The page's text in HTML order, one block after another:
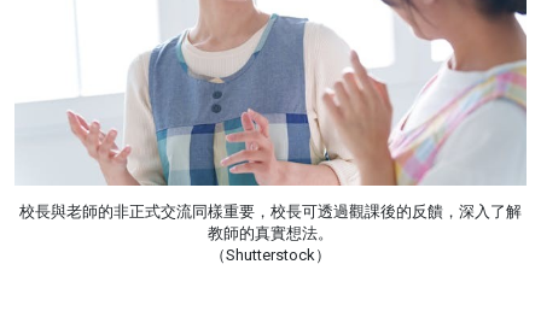
校長與老師的非正式交流同樣重要，校長可透過觀課後的反饋，深入了解
教師的真實想法。
（Shutterstock）